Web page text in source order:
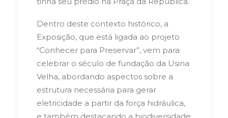
Dentro deste contexto histórico, a
Exposição, que está ligada ao projeto
“Conhecer para Preservar”, vem para
celebrar o século de fundação da Usina
Velha, abordando aspectos sobre a
estrutura necessária para gerar
eletricidade a partir da força hidráulica,